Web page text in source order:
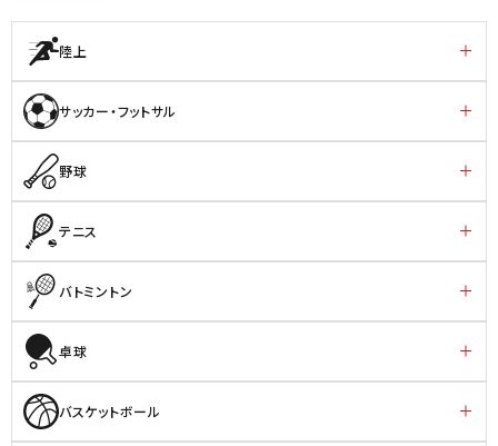
陸上
サッカー・フットサル
野球
テニス
バトミントン
卓球
バスケットボール